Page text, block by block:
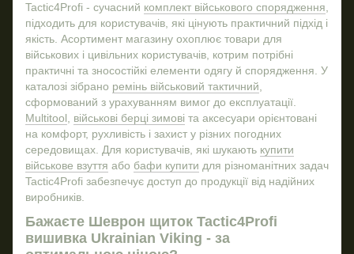
Сумка несесер
Подарунок військовому
Військові звання і погони
Магазини мілітарі київ
Військова форма одягу
Рюкзак тактичний
Шеврон
Купити ніж військовий
Підсумки для аптечки
Компас армійський
Tactic4Profi - сучасний комплект військового спорядження
підходить для користувачів, які цінують практичний підхід і
якість. Асортимент магазину охоплює товари для
військових і цивільних користувачів, котрим потрібні
практичні та зносостійкі елементи одягу й спорядження. У
каталозі зібрано ремінь військовий тактичний
сформований з урахуванням вимог до експлуатації.
Multitool
військові берці зимові та аксесуари орієнтовані
на комфорт, рухливість і захист у різних погодних
середовищах. Для користувачів, які шукають купити
військове взуття або бафи купити для різноманітних задач
Tactic4Profi забезпечує доступ до продукції від надійних
виробників.
Бажаєте Шеврон щиток Tactic4Profi
вишивка Ukrainian Viking - за